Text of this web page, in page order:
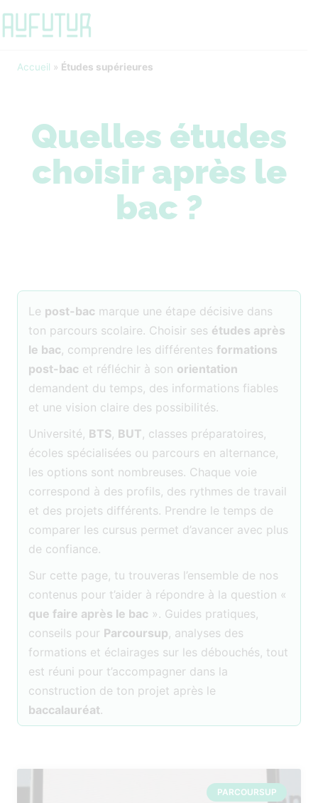
Accueil » Études supérieures
Quelles études
choisir après le
bac ?
Le post-bac marque une étape décisive dans
ton parcours scolaire. Choisir ses études après
le bac, comprendre les différentes formations
post-bac et réfléchir à son orientation
demandent du temps, des informations fiables
et une vision claire des possibilités.
Université, BTS, BUT, classes préparatoires,
écoles spécialisées ou parcours en alternance,
les options sont nombreuses. Chaque voie
correspond à des profils, des rythmes de travail
et des projets différents. Prendre le temps de
comparer les cursus permet d’avancer avec plus
de confiance.
Sur cette page, tu trouveras l’ensemble de nos
contenus pour t’aider à répondre à la question «
que faire après le bac ». Guides pratiques,
conseils pour Parcoursup, analyses des
formations et éclairages sur les débouchés, tout
est réuni pour t’accompagner dans la
construction de ton projet après le
baccalauréat.
PARCOURSUP